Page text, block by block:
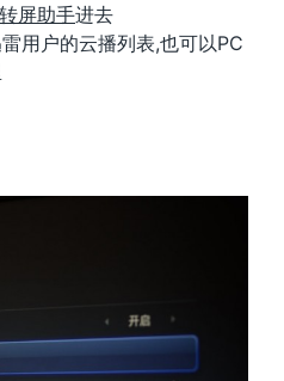
屏助手进去
用户的云播列表,也可以PC